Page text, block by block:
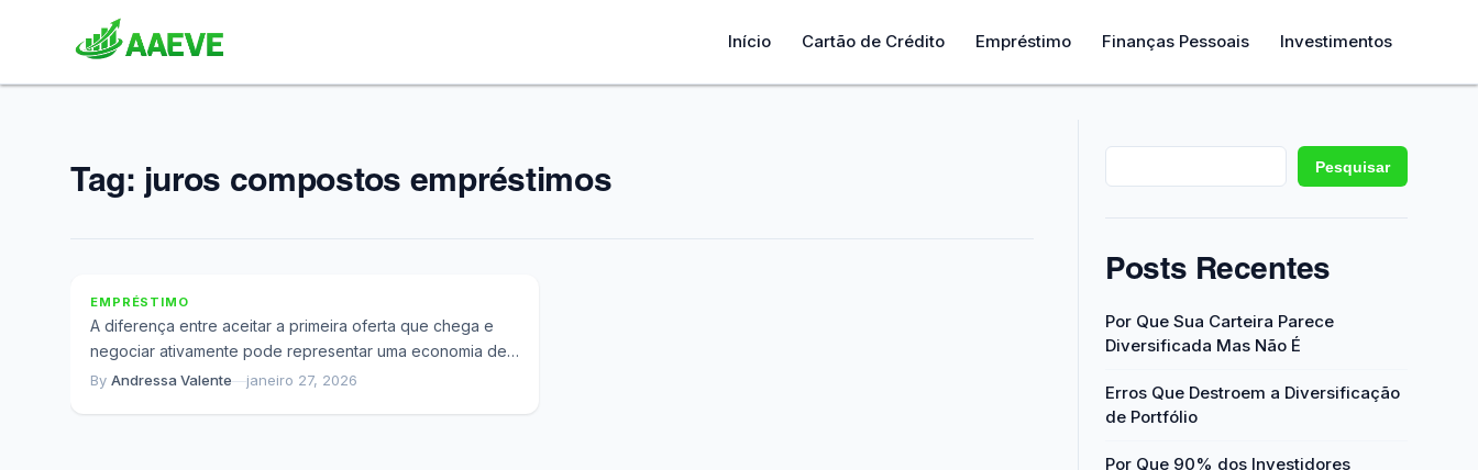
Início Cartão de Crédito Empréstimo Finanças Pessoais Investimentos
Tag: juros compostos empréstimos
EMPRÉSTIMO
A diferença entre aceitar a primeira oferta que chega e
negociar ativamente pode representar uma economia de
dezenas de milhares de reais...
By Andressa Valente—janeiro 27, 2026
Pesquisar
Posts Recentes
Por Que Sua Carteira Parece
Diversificada Mas Não É
Erros Que Destroem a Diversificação
de Portfólio
Por Que 90% dos Investidores